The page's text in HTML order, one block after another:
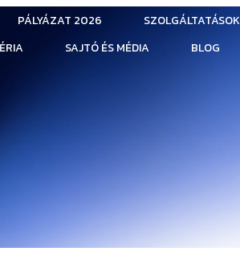
PÁLYÁZAT 2026
SZOLGÁLTATÁSOK
SAJTÓ ÉS MÉDIA BLOG